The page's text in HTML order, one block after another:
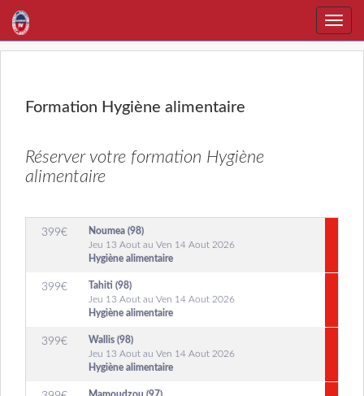
Toggle
Formation Hygiène alimentaire
Réserver votre formation Hygiène
alimentaire
399€
Noumea (98)
Jeu 13 Aout au Ven 14 Aout 2026
Hygiène alimentaire
399€
Tahiti (98)
Jeu 13 Aout au Ven 14 Aout 2026
Hygiène alimentaire
399€
Wallis (98)
Jeu 13 Aout au Ven 14 Aout 2026
Hygiène alimentaire